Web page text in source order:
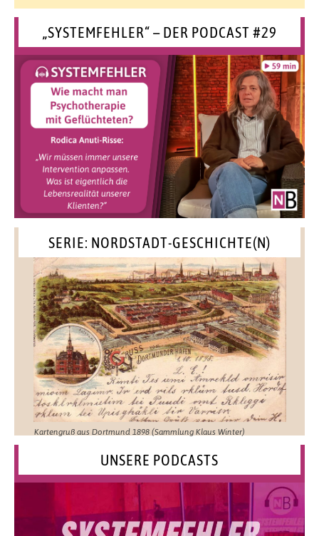
„SYSTEMFEHLER“ – DER PODCAST #29
SERIE: NORDSTADT-GESCHICHTE(N)
Kartengruß aus Dortmund 1898 (Sammlung Klaus Winter)
UNSERE PODCASTS